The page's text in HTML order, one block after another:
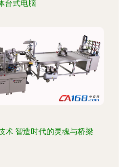
台式电脑
术 智造时代的灵魂与桥梁